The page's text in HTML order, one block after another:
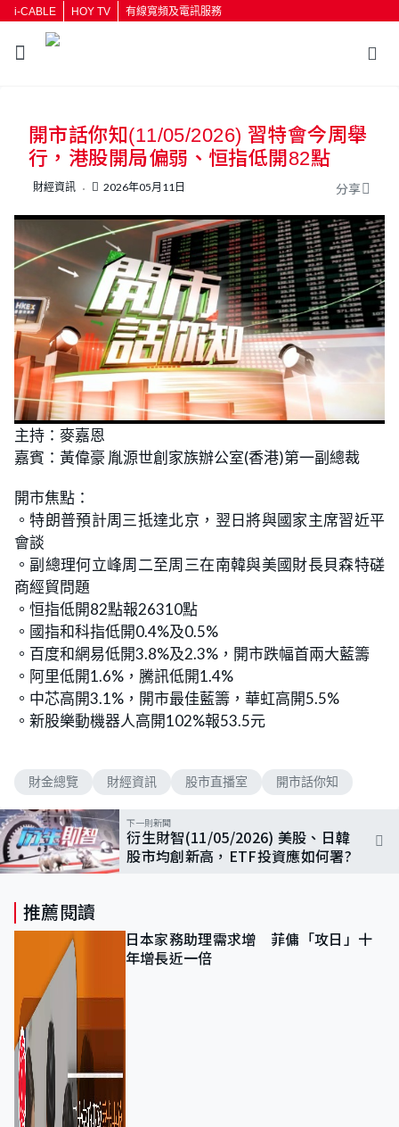
i-CABLE HOY TV 有線寬頻及電訊服務
開市話你知(11/05/2026) 習特會今周舉
行，港股開局偏弱、恒指低開82點
財經資訊 2026年05月11日 分享
主持：麥嘉恩
嘉賓：黃偉豪 胤源世創家族辦公室(香港)第一副總裁
開市焦點：
。特朗普預計周三抵達北京，翌日將與國家主席習近平
會談
。副總理何立峰周二至周三在南韓與美國財長貝森特磋
商經貿問題
。恒指低開82點報26310點
。國指和科指低開0.4%及0.5%
。百度和網易低開3.8%及2.3%，開市跌幅首兩大藍籌
。阿里低開1.6%，騰訊低開1.4%
。中芯高開3.1%，開市最佳藍籌，華虹高開5.5%
。新股樂動機器人高開102%報53.5元
財金總覽 財經資訊 股市直播室 開市話你知
下一則新聞
衍生財智(11/05/2026) 美股、日韓
股市均創新高，ETF投資應如何署?
推薦閱讀
日本家務助理需求增 菲傭「攻日」十
年增長近一倍